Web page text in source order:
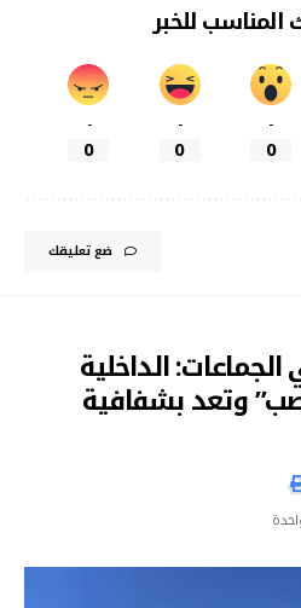
المناسب للخبر
-
0
-
0
-
0
ضع تعليقك
الداخلية
وتعد بشفافية